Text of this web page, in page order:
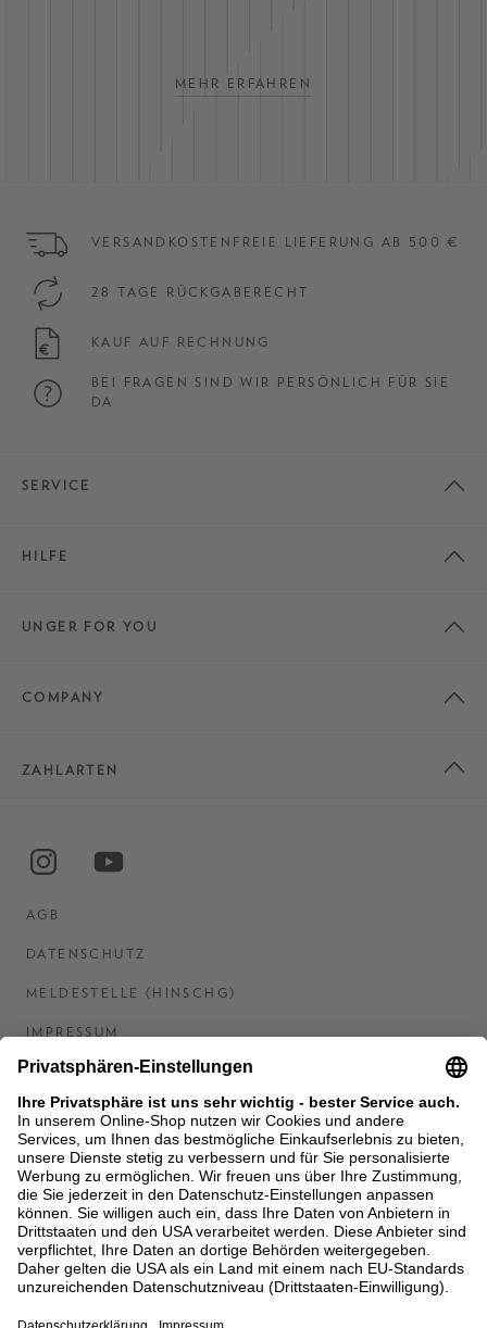
MEHR ERFAHREN
VERSANDKOSTENFREIE LIEFERUNG AB 500 €
28 TAGE RÜCKGABERECHT
KAUF AUF RECHNUNG
BEI FRAGEN SIND WIR PERSÖNLICH FÜR SIE
DA
SERVICE
HILFE
UNGER FOR YOU
COMPANY
ZAHLARTEN
AGB
DATENSCHUTZ
MELDESTELLE (HINSCHG)
IMPRESSUM
BARRIEREFREIHEITSERKLÄRUNG
KONTAKT
COOKIES
MEN'S WORLD: BRAUN HAMBURG
Ein Unternehmen der Unger GmbH & Co. KG